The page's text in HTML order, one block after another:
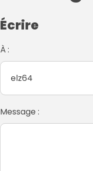
Écrire
À :
Message :